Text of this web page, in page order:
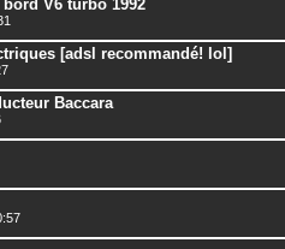
V6 turbo 1992
[adsl recommandé! lol]
Baccara